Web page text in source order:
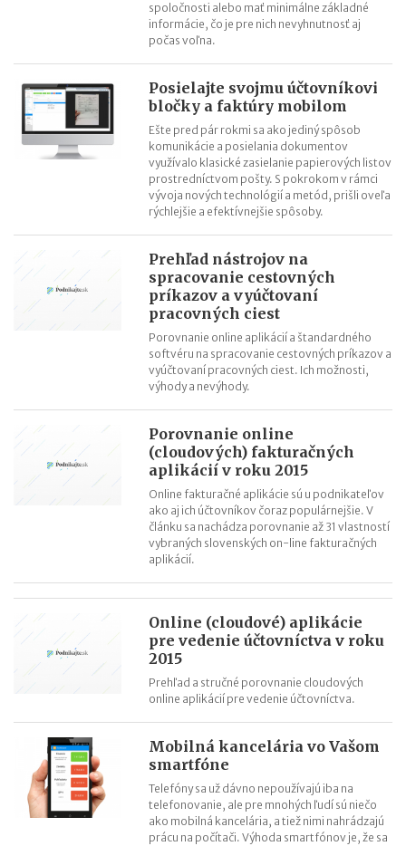
spoločnosti alebo mať minimálne základné
informácie, čo je pre nich nevyhnutnosť aj
počas voľna.
Posielajte svojmu účtovníkovi
bločky a faktúry mobilom
Ešte pred pár rokmi sa ako jediný spôsob
komunikácie a posielania dokumentov
využívalo klasické zasielanie papierových listov
prostredníctvom pošty. S pokrokom v rámci
vývoja nových technológií a metód, prišli oveľa
rýchlejšie a efektívnejšie spôsoby.
Prehľad nástrojov na
spracovanie cestovných
príkazov a vyúčtovaní
pracovných ciest
Porovnanie online aplikácií a štandardného
softvéru na spracovanie cestovných príkazov a
vyúčtovaní pracovných ciest. Ich možnosti,
výhody a nevýhody.
Porovnanie online
(cloudových) fakturačných
aplikácií v roku 2015
Online fakturačné aplikácie sú u podnikateľov
ako aj ich účtovníkov čoraz populárnejšie. V
článku sa nachádza porovnanie až 31 vlastností
vybraných slovenských on-line fakturačných
aplikácií.
Online (cloudové) aplikácie
pre vedenie účtovníctva v roku
2015
Prehľad a stručné porovnanie cloudových
online aplikácií pre vedenie účtovníctva.
Mobilná kancelária vo Vašom
smartfóne
Telefóny sa už dávno nepoužívajú iba na
telefonovanie, ale pre mnohých ľudí sú niečo
ako mobilná kancelária, a tiež nimi nahrádzajú
prácu na počítači. Výhoda smartfónov je, že sa